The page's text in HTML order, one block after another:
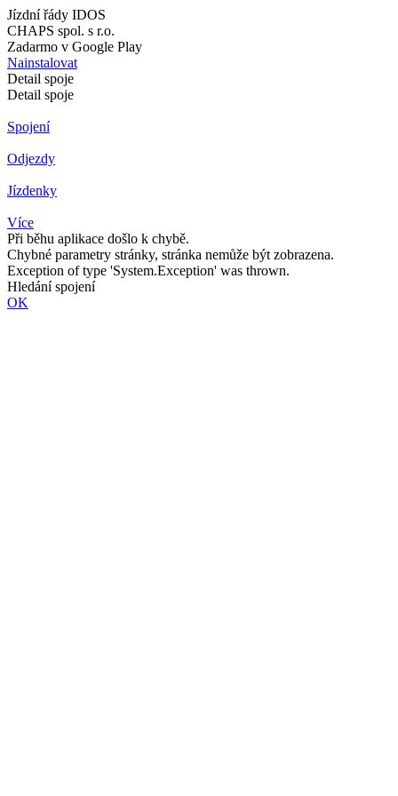
Jízdní řády IDOS
CHAPS spol. s r.o.
Zadarmo v Google Play
Nainstalovat
Detail spoje
Detail spoje
Spojení
Odjezdy
Jízdenky
Více
Při běhu aplikace došlo k chybě.
Chybné parametry stránky, stránka nemůže být zobrazena.
Exception of type 'System.Exception' was thrown.
Hledání spojení
OK